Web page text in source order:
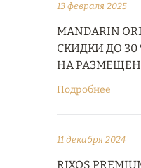
13 февраля 2025
MANDARIN
СКИДКИ ДО
НА
Подробнее
11 декабря 2024
RIXOS